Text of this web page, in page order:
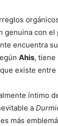
genuina con
encuentra
Ahis, tiene
existe entre
íntimo
a
más